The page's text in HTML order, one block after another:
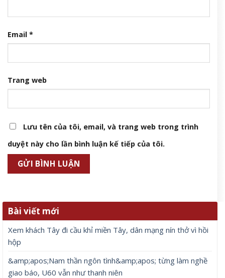
Email *
Trang web
Lưu tên của tôi, email, và trang web trong trình
duyệt này cho lần bình luận kế tiếp của tôi.
Bài viết mới
Xem khách Tây đi cầu khỉ miền Tây, dân mạng nín thở vì hồi
hộp
&amp;apos;Nam thần ngôn tình&amp;apos; từng làm nghề
giao báo, U60 vẫn như thanh niên